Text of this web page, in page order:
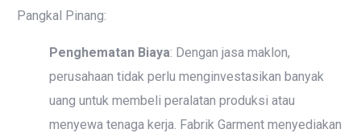
Pangkal Pinang:
Penghematan Biaya: Dengan jasa maklon,
perusahaan tidak perlu menginvestasikan banyak
uang untuk membeli peralatan produksi atau
menyewa tenaga kerja. Fabrik Garment menyediakan